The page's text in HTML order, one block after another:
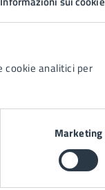
cookie analitici per
Marketing